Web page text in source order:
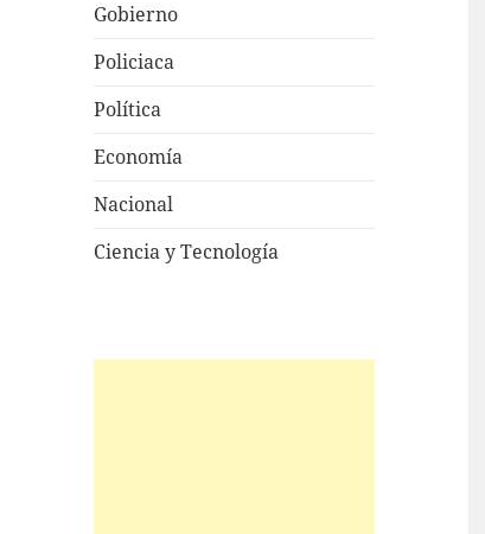
Gobierno
Policiaca
Política
Economía
Nacional
Ciencia y Tecnología